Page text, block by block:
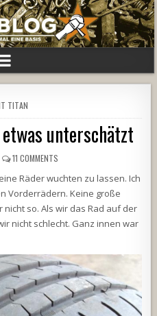
TITAN
unterschätzt
11 COMMENTS
Räder wuchten zu lassen. Ich
Vorderrädern. Keine große
nicht so. Als wir das Rad auf der
nicht schlecht. Ganz innen war